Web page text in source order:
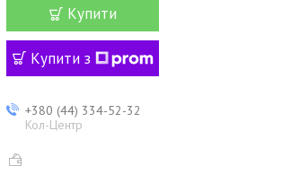
Купити
Купити з
+380 (44) 334-52-32
Кол-Центр